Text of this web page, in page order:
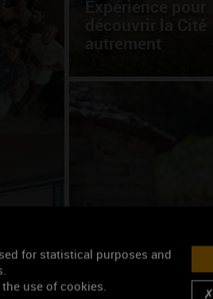
Expérience pour
découvrir la Cité
autrement
rencontre des
for statistical purposes and
use of cookies.